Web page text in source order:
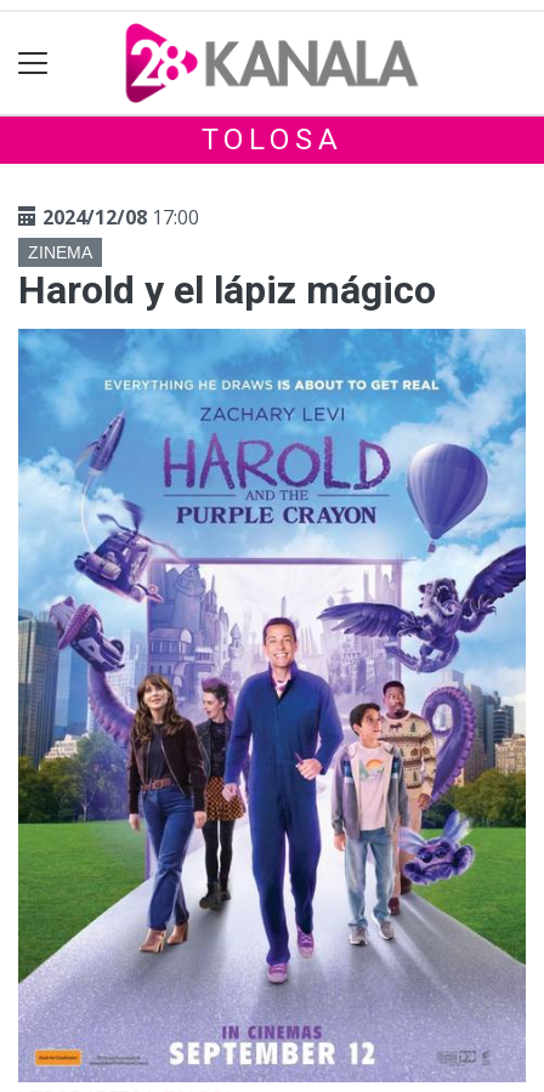
TOLOSA
2024/12/08 17:00
ZINEMA
Harold y el lápiz mágico